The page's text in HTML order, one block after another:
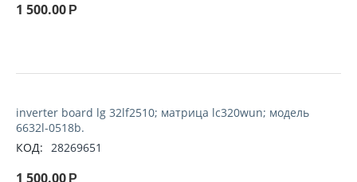
1 500.00 Р
inverter board lg 32lf2510; матрица lc320wun; модель
6632l-0518b.
КОД: 28269651
1 500.00 Р